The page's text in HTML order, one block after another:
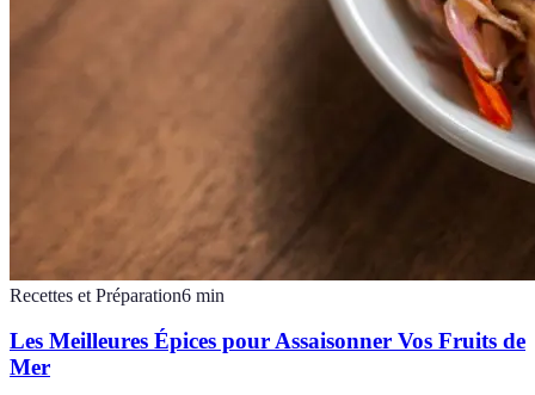
Recettes et Préparation6 min
Les Meilleures Épices pour Assaisonner Vos Fruits de
Mer